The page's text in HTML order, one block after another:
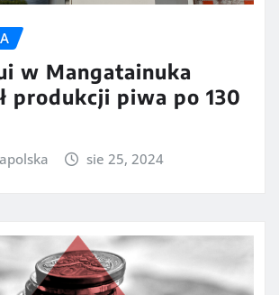
w Mangatainuka
produkcji piwa po 130
sie 25, 2024